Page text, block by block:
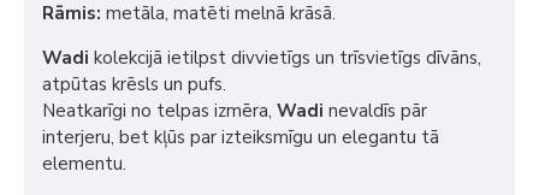
Rāmis: metāla, matēti melnā krāsā.
Wadi kolekcijā ietilpst divvietīgs un trīsvietīgs dīvāns,
atpūtas krēsls un pufs.
Neatkarīgi no telpas izmēra, Wadi nevaldīs pār
interjeru, bet kļūs par izteiksmīgu un elegantu tā
elementu.